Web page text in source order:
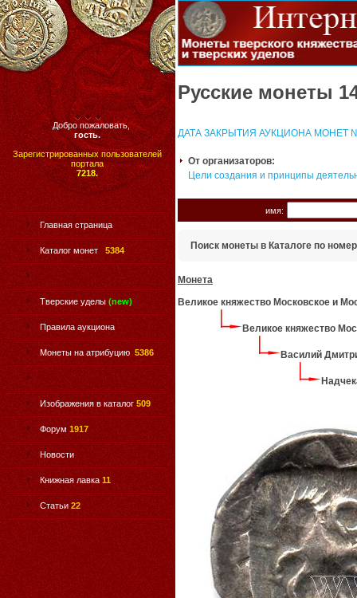
Добро пожаловать,
гость.
Зарегистрированных пользователей
портала
7218.
Главная страница
Каталог монет 5384
Тверские уделы (new)
Правила аукциона
Монеты на атрибуцию 5386
Изображения в каталог 509
Форум 1917
Новости
Книжная лавка 11
Статьи 22
Русские монеты
ДАТА ЗАКРЫТИЯ АУКЦИОНА МОНЕТ
От организаторов:
Цели создания и принципы
имя:
Поиск монеты в Каталоге по
Монета
Великое княжество Московское и
Великое княжество
Василий